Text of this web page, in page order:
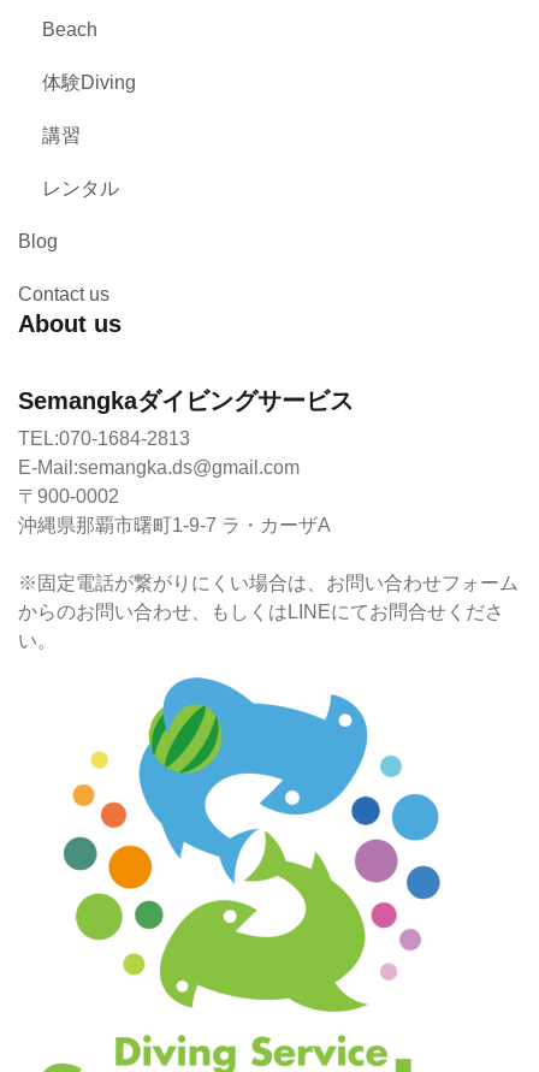
Beach
体験Diving
講習
レンタル
Blog
Contact us
About us
Semangkaダイビングサービス
TEL:070-1684-2813
E-Mail:semangka.ds@gmail.com
〒900-0002
沖縄県那覇市曙町1-9-7 ラ・カーザA
※固定電話が繋がりにくい場合は、お問い合わせフォーム
からのお問い合わせ、もしくはLINEにてお問合せくださ
い。